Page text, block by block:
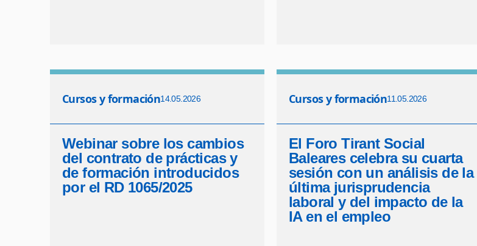
Cursos y formación14.05.2026
Webinar sobre los cambios
del contrato de prácticas y
de formación introducidos
por el RD 1065/2025
Cursos y formación11.05.2026
El Foro Tirant Social
Baleares celebra su cuarta
sesión con un análisis de la
última jurisprudencia
laboral y del impacto de la
IA en el empleo